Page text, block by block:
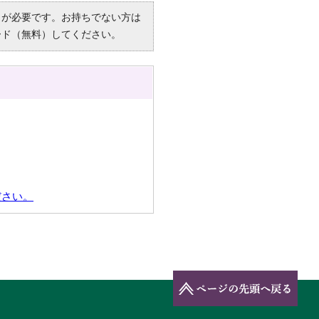
必要です。お持ちでない方は
（無料）してください。
い。